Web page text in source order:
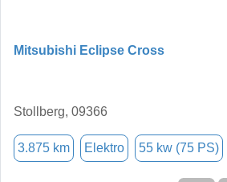
Mitsubishi Eclipse Cross
Stollberg, 09366
3.875 km Elektro 55 kw (75 PS)